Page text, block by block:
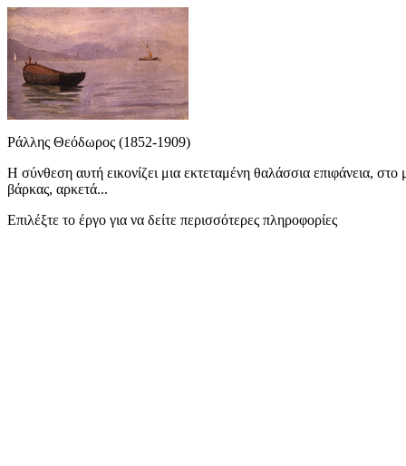
Ράλλης Θεόδωρος (1852-1909)
Η σύνθεση αυτή εικονίζει μια εκτεταμένη θαλάσσια επιφάνεια,
βάρκας, αρκετά...
Επιλέξτε το έργο για να δείτε περισσότερες πληροφορίες